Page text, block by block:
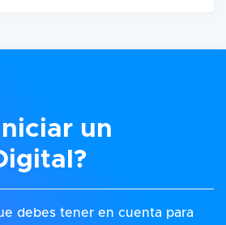
un
debes tener en cuenta para